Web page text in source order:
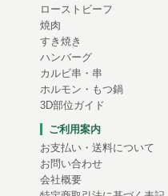
ローストビーフ
焼肉
すき焼き
ハンバーグ
カルビ串・串
ホルモン・もつ鍋
3D部位ガイド
ご利用案内
お支払い・送料について
お問い合わせ
会社概要